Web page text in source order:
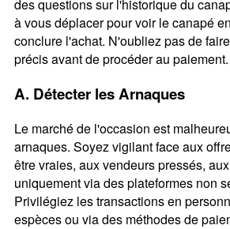
des questions sur l'historique du
à vous déplacer pour voir le canapé
conclure l'achat. N'oubliez pas de
précis avant de procéder au paiement.
A. Détecter les Arnaques
Le marché de l'occasion est
arnaques. Soyez vigilant face aux
être vraies, aux vendeurs pressés,
uniquement via des plateformes non
Privilégiez les transactions en
espèces ou via des méthodes de